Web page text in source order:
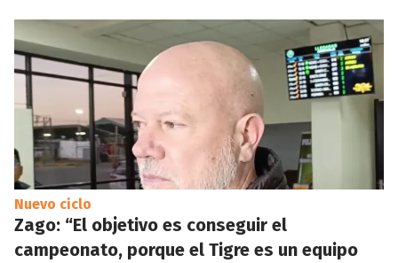
Nuevo ciclo
Zago: “El objetivo es conseguir el
campeonato, porque el Tigre es un equipo